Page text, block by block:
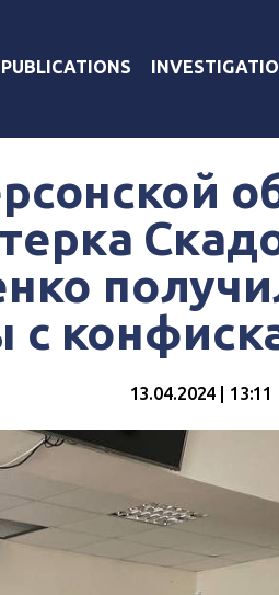
PUBLICATIONS
13.04.2024 | 13:11